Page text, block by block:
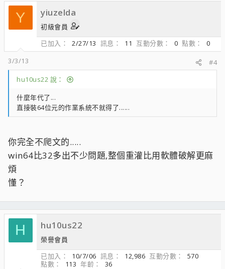
Y yiuzelda
初級會員
已加入
2/27/13 訊息 11 互動分數 0 點數
0
3/3/13
#4
hu10us22 說：
什麼年代了...
直接裝64位元的作業系統不就得了......
你完全不爬文的.....
win64比32多出不少問題,整個重灌比用軟體破解更麻
煩
懂？
H hu10us22
榮譽會員
已加入
10/7/06 訊息 12,986 互動分數
570
點數
113 年齡
36